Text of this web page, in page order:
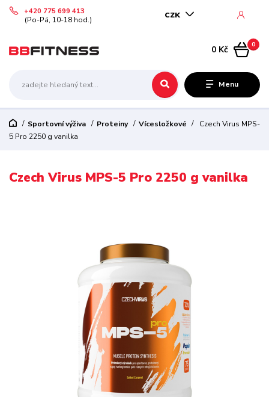
Menu
CZK
+420 775 699 413
(Po-Pá, 10-18 hod.)
0
0 Kč
Sportovní výživa Proteiny Vícesložkové
Czech Virus MPS-
5 Pro 2250 g vanilka
Czech Virus MPS-5 Pro 2250 g vanilka